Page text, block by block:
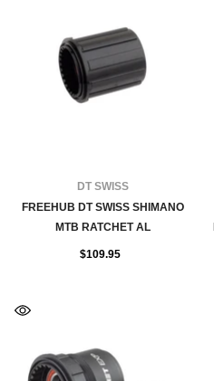
FOURNISSEUR:DT SWISS
FREEHUB DT SWISS SHIMANO
MTB RATCHET AL
$109.95